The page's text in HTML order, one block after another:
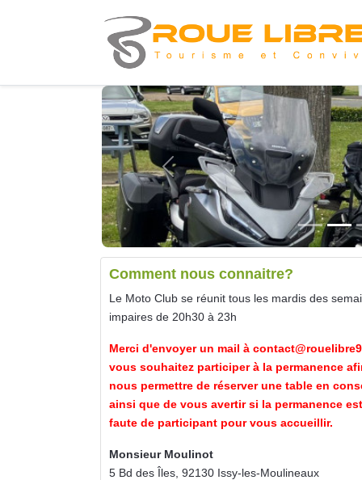
Previous
Comment nous connaitre?
Le Moto Club se réunit tous les mardis des
impaires de 20h30 à 23h
Merci d'envoyer un mail à
vous souhaitez participer à la permanence
nous permettre de réserver une table en
ainsi que de vous avertir si la permanence
faute de participant pour vous accueillir.
Monsieur Moulinot
5 Bd des Îles, 92130 Issy-les-Moulineaux